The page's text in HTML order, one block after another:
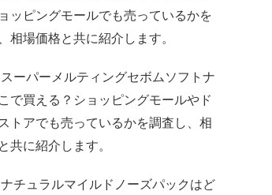
ッピングモールでも売っているかを
相場価格と共に紹介します。
ーパーメルティングセボムソフトナ
で買える？ショッピングモールやド
トアでも売っているかを調査し、相
共に紹介します。
チュラルマイルドノーズパックはど